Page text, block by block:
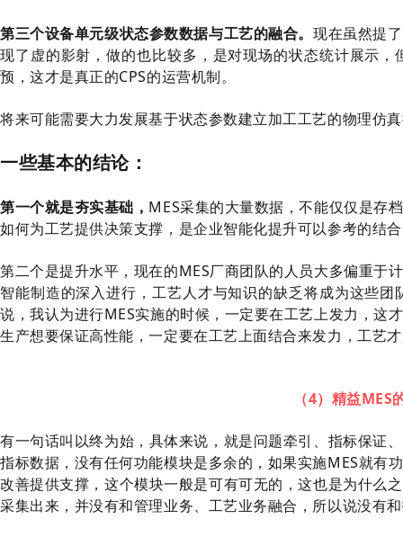
第三个设备单元级状态参数数据与工艺的融合。现在虽然提
现了虚的影射，做的也比较多，是对现场的状态统计展示
预，这才是真正的CPS的运营机制。
将来可能需要大力发展基于状态参数建立加工工艺的物理仿
一些基本的结论：
第一个就是夯实基础， MES采集的大量数据，不能仅仅是存
如何为工艺提供决策支撑，是企业智能化提升可以参考的结
第二个是提升水平，现在的MES厂商团队的人员大多偏重于
智能制造的深入进行，工艺人才与知识的缺乏将成为这些
说，我认为进行MES实施的时候，一定要在工艺上发力，这
生产想要保证高性能，一定要在工艺上面结合来发力，工艺
（4）精益
有一句话叫以终为始，具体来说，就是问题牵引、指标保证
指标数据，没有任何功能模块是多余的，如果实施MES就有
改善提供支撑，这个模块一般是可有可无的，这也是为什么
采集出来，并没有和管理业务、工艺业务融合，所以说没有